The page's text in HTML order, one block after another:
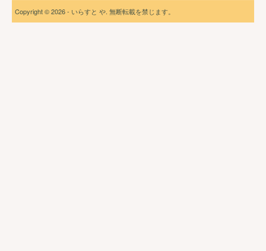
Copyright © 2026 - いらすと や. 無断転載を禁じます。